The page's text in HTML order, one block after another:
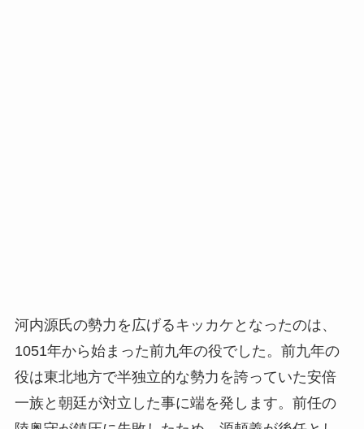
河内源氏の勢力を広げるキッカケとなったのは、
1051年から始まった前九年の役でした。前九年の
役は東北地方で半独立的な勢力を誇っていた安倍
一族と朝廷が対立した事に端を発します。前任の